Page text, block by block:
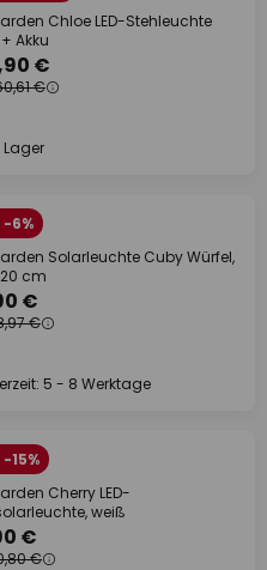
Chloe LED-Stehleuchte
Akku
€
€
Lager
-6%
Solarleuchte Cuby Würfel,
cm
€
€
5 - 8 Werktage
-15%
Cherry LED-
weiß
€
€